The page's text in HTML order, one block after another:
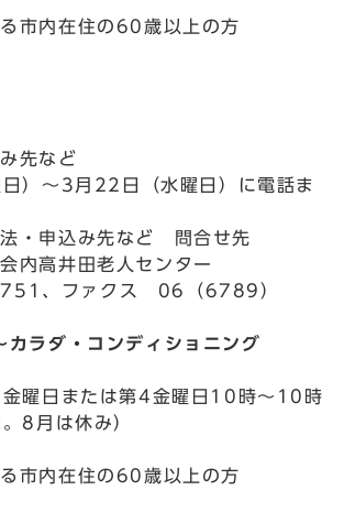
市内在住の60歳以上の方
先など
）～3月22日（水曜日）に電話ま
・申込み先など 問合せ先
内高井田老人センター
、ファクス 06（6789）
カラダ・コンディショニング
曜日または第4金曜日10時～10時
8月は休み）
市内在住の60歳以上の方